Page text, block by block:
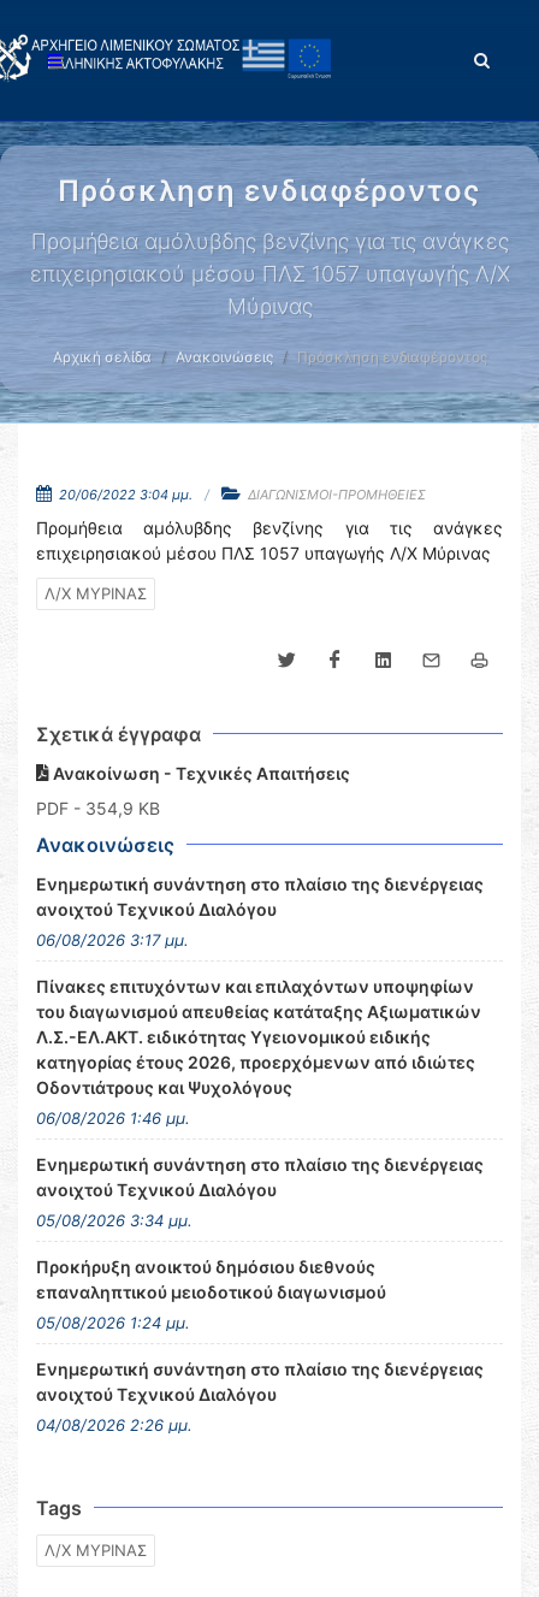
Πρόσκληση ενδιαφέροντος
Προμήθεια αμόλυβδης βενζίνης για τις ανάγκες
επιχειρησιακού μέσου ΠΛΣ 1057 υπαγωγής Λ/Χ
Μύρινας
Αρχική σελίδα Ανακοινώσεις Πρόσκληση ενδιαφέροντος
20/06/2022 3:04 μμ. ΔΙΑΓΩΝΙΣΜΟΙ-ΠΡΟΜΗΘΕΙΕΣ
Προμήθεια αμόλυβδης βενζίνης για τις ανάγκες
επιχειρησιακού μέσου ΠΛΣ 1057 υπαγωγής Λ/Χ Μύρινας
Λ/Χ ΜΥΡΙΝΑΣ
Σχετικά έγγραφα
Ανακοίνωση - Τεχνικές Απαιτήσεις
PDF - 354,9 KB
Ανακοινώσεις
Ενημερωτική συνάντηση στο πλαίσιο της διενέργειας
ανοιχτού Τεχνικού Διαλόγου
06/08/2026 3:17 μμ.
Πίνακες επιτυχόντων και επιλαχόντων υποψηφίων
του διαγωνισμού απευθείας κατάταξης Αξιωματικών
Λ.Σ.-ΕΛ.ΑΚΤ. ειδικότητας Υγειονομικού ειδικής
κατηγορίας έτους 2026, προερχόμενων από ιδιώτες
Οδοντιάτρους και Ψυχολόγους
06/08/2026 1:46 μμ.
Ενημερωτική συνάντηση στο πλαίσιο της διενέργειας
ανοιχτού Τεχνικού Διαλόγου
05/08/2026 3:34 μμ.
Προκήρυξη ανοικτού δημόσιου διεθνούς
επαναληπτικού μειοδοτικού διαγωνισμού
05/08/2026 1:24 μμ.
Ενημερωτική συνάντηση στο πλαίσιο της διενέργειας
ανοιχτού Τεχνικού Διαλόγου
04/08/2026 2:26 μμ.
Tags
Λ/Χ ΜΥΡΙΝΑΣ